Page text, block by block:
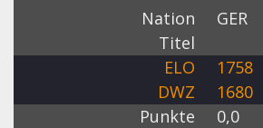
Nation
GER
Titel
ELO
1758
DWZ
1680
Punkte
0,0